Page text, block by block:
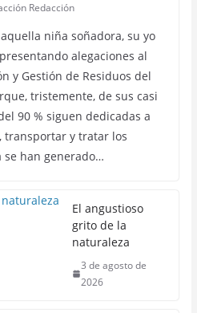
Redacción
niña soñadora, su yo
alegaciones al
y Gestión de Residuos del
tristemente, de sus casi
90 % siguen dedicadas a
transportar y tratar los
se han generado…
El angustioso
grito de la
naturaleza
3 de agosto de
2026